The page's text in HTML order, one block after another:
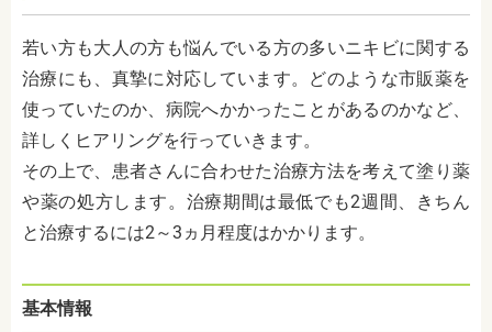
若い方も大人の方も悩んでいる方の多いニキビに関する
治療にも、真摯に対応しています。どのような市販薬を
使っていたのか、病院へかかったことがあるのかなど、
詳しくヒアリングを行っていきます。
その上で、患者さんに合わせた治療方法を考えて塗り薬
や薬の処方します。治療期間は最低でも2週間、きちん
と治療するには2～3ヵ月程度はかかります。
基本情報